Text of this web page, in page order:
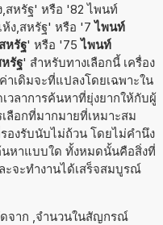
,สหรัฐ' หรือ '82 ไพนท์
ห้ง,สหรัฐ' หรือ '7ไพนท์
หรัฐ' หรือ '75ไพนท์
รัฐ' สำหรับทางเลือกนี้ เครื่อง
เดิมจะที่แปลงโดยเฉพาะใน
วลาการค้นหาที่ยุ่งยากให้กับผู้
ลือกที่มากมายที่เหมาะสม
งรับนับไม่ถ้วน โดยไม่คำนึง
นหาแบบใด ทั้งหมดนั้นคือสิ่งที่
ะจะทำงานได้เสร็จสมบูรณ์
จาก ,จำนวนในสัญกรณ์